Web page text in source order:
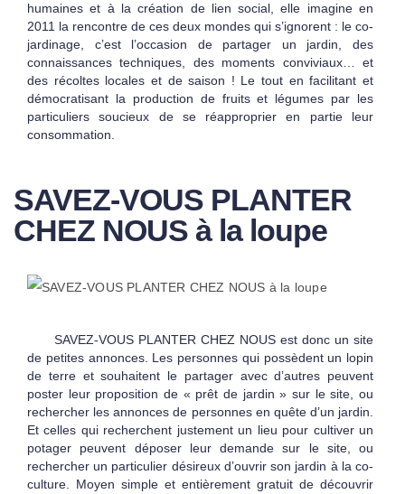
humaines et à la création de lien social, elle imagine en
2011 la rencontre de ces deux mondes qui s’ignorent : le co-
jardinage, c’est l’occasion de partager un jardin, des
connaissances techniques, des moments conviviaux… et
des récoltes locales et de saison ! Le tout en facilitant et
démocratisant la production de fruits et légumes par les
particuliers soucieux de se réapproprier en partie leur
consommation.
SAVEZ-VOUS PLANTER
CHEZ NOUS à la loupe
SAVEZ-VOUS PLANTER CHEZ NOUS est donc un site
de petites annonces. Les personnes qui possèdent un lopin
de terre et souhaitent le partager avec d’autres peuvent
poster leur proposition de « prêt de jardin » sur le site, ou
rechercher les annonces de personnes en quête d’un jardin.
Et celles qui recherchent justement un lieu pour cultiver un
potager peuvent déposer leur demande sur le site, ou
rechercher un particulier désireux d’ouvrir son jardin à la co-
culture. Moyen simple et entièrement gratuit de découvrir